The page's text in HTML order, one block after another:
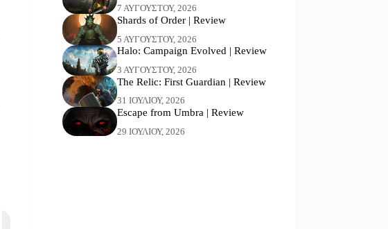
7 ΑΥΓΟΎΣΤΟΥ, 2026
Shards of Order | Review
5 ΑΥΓΟΎΣΤΟΥ, 2026
Halo: Campaign Evolved | Review
3 ΑΥΓΟΎΣΤΟΥ, 2026
The Relic: First Guardian | Review
31 ΙΟΥΛΊΟΥ, 2026
Escape from Umbra | Review
29 ΙΟΥΛΊΟΥ, 2026